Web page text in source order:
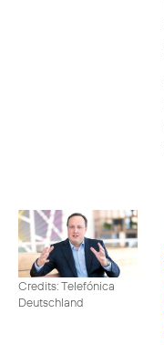
Credits: Telefónica
Deutschland